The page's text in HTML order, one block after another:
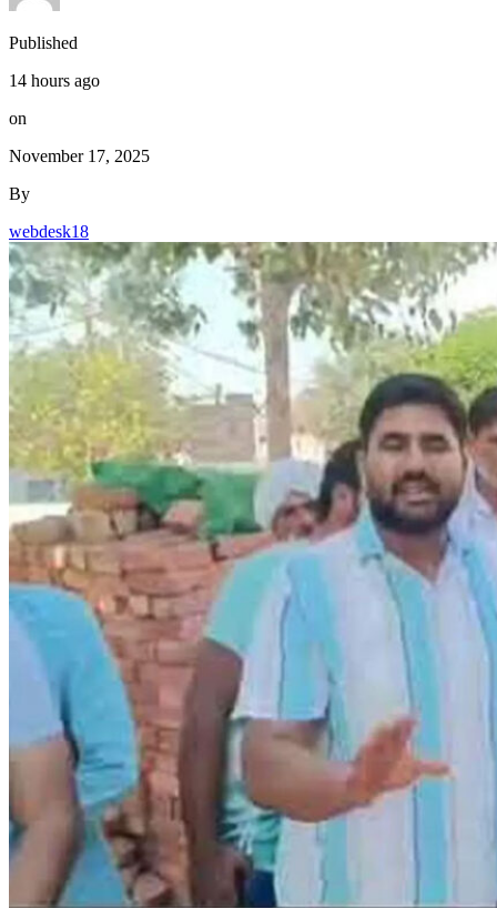
Published
14 hours ago
on
November 17, 2025
By
webdesk18